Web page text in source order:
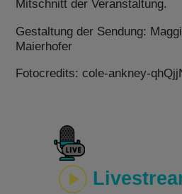
Mitschnitt der Veranstaltung.
Gestaltung der Sendung:
Maierhofer
Fotocredits: cole-ankney-